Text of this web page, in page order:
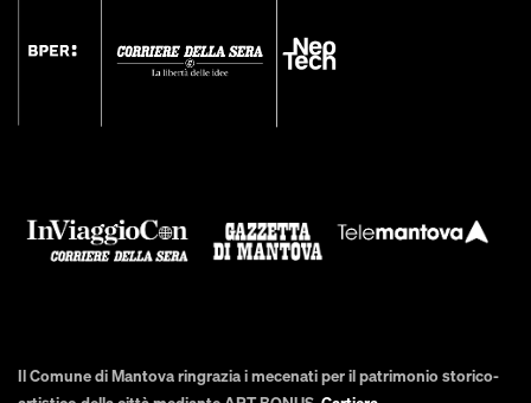
Il Comune di Mantova ringrazia i mecenati per il patrimonio storico-